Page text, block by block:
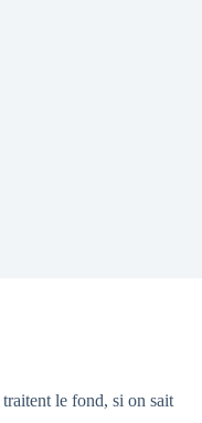
traitent le fond, si on sait